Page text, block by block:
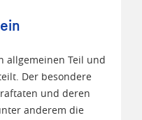
allgemeinen Teil und
Der besondere
und deren
anderem die